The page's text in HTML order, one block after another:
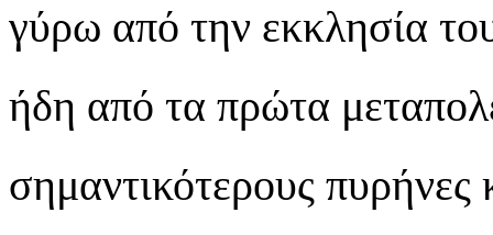
γύρω από την εκκλησία
ήδη από τα πρώτα
σημαντικότερους πυρήνες